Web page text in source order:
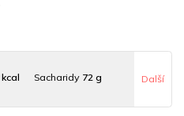
Sacharidy 72 g Další